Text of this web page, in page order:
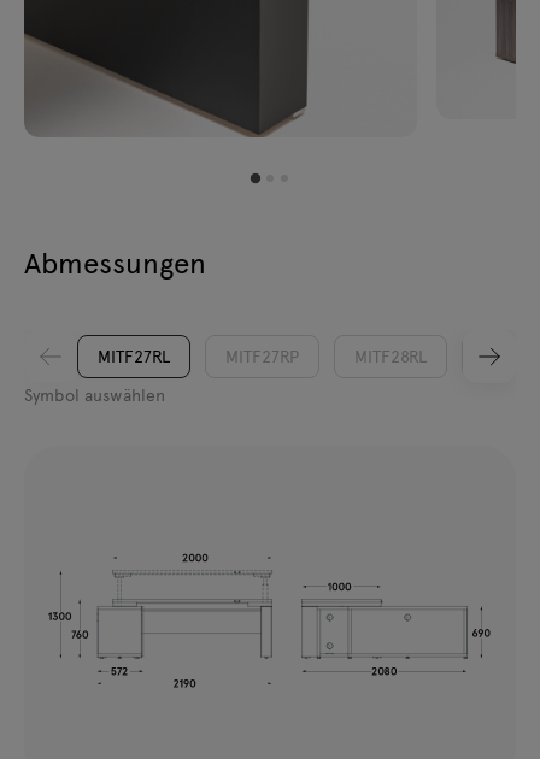
Abmessungen
MITF27RL MITF27RP MITF28RL
Symbol auswählen